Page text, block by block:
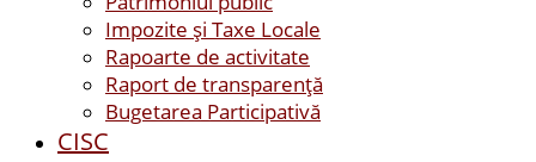
Impozite și Taxe Locale
Rapoarte de activitate
Raport de transparenţă
Bugetarea Participativă
CISC